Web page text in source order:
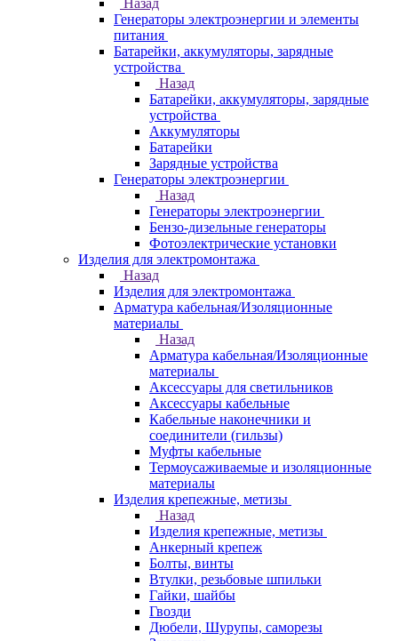
Назад
Генераторы электроэнергии и элементы
питания
Батарейки, аккумуляторы, зарядные
устройства
Назад
Батарейки, аккумуляторы, зарядные
устройства
Аккумуляторы
Батарейки
Зарядные устройства
Генераторы электроэнергии
Назад
Генераторы электроэнергии
Бензо-дизельные генераторы
Фотоэлектрические установки
Изделия для электромонтажа
Назад
Изделия для электромонтажа
Арматура кабельная/Изоляционные
материалы
Назад
Арматура кабельная/Изоляционные
материалы
Аксессуары для светильников
Аксессуары кабельные
Кабельные наконечники и
соединители (гильзы)
Муфты кабельные
Термоусаживаемые и изоляционные
материалы
Изделия крепежные, метизы
Назад
Изделия крепежные, метизы
Анкерный крепеж
Болты, винты
Втулки, резьбовые шпильки
Гайки, шайбы
Гвозди
Дюбели, Шурупы, саморезы